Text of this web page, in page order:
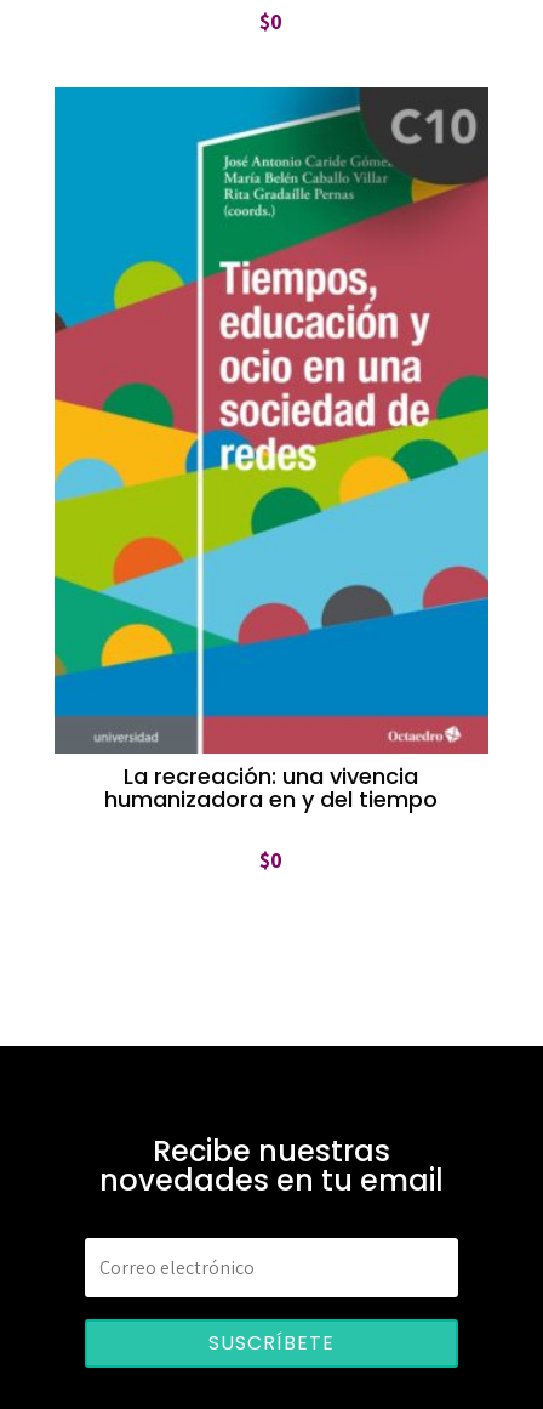
$0
La recreación: una vivencia
humanizadora en y del tiempo
$0
Recibe nuestras
novedades en tu email
SUSCRÍBETE